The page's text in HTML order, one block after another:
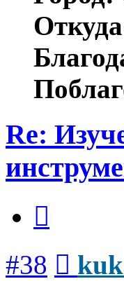
Re:
#38